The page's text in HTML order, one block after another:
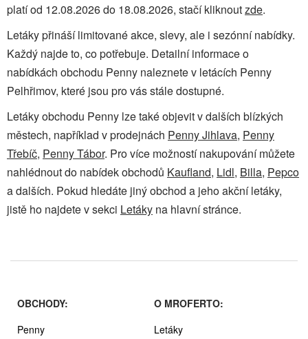
platí od 12.08.2026 do 18.08.2026, stačí kliknoutzde.
Letáky přináší limitované akce, slevy, ale i sezónní nabídky.
Každý najde to, co potřebuje. Detailní informace o
nabídkách obchodu Penny naleznete v letácích Penny
Pelhřimov, které jsou pro vás stále dostupné.
Letáky obchodu Penny lze také objevit v dalších blízkých
městech, například v prodejnách Penny Jihlava, Penny
Třebíč, Penny Tábor. Pro více možností nakupování můžete
nahlédnout do nabídek obchodů Kaufland, Lidl, Billa, Pepco
a dalších. Pokud hledáte jiný obchod a jeho akční letáky,
jistě ho najdete v sekci Letáky na hlavní stránce.
OBCHODY:
Penny
O MROFERTO:
Letáky